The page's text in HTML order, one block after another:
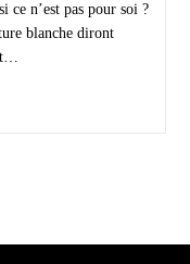
n’est pas pour soi ?
blanche diront